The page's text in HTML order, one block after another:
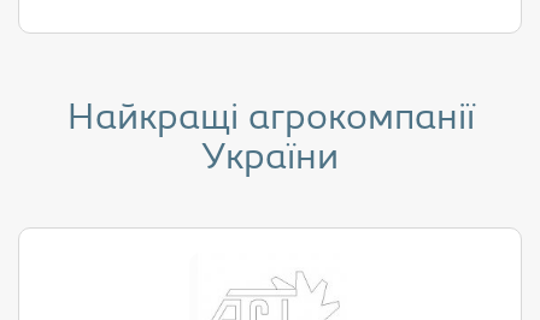
Найкращі агрокомпанії
України